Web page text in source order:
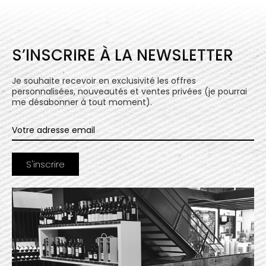
S’INSCRIRE À LA NEWSLETTER
Je souhaite recevoir en exclusivité les offres
personnalisées, nouveautés et ventes privées (je pourrai
me désabonner à tout moment).